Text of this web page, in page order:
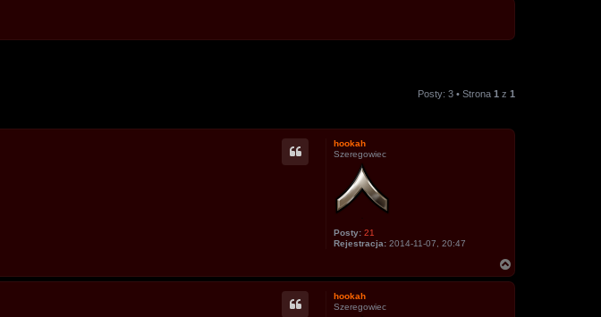
Posty: 3 • Strona 1 z 1
hookah
Szeregowiec
Posty: 21
Rejestracja: 2014-11-07, 20:47
a
g
hookah
Szeregowiec